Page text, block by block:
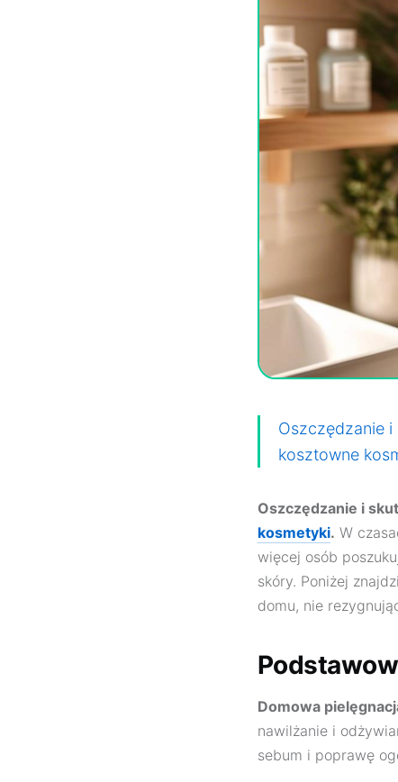
Oszczędzanie
kosztowne
Oszczędzanie i
kosmetyki. W
więcej osób
skóry. Poniżej
domu, nie
Domowa
nawilżanie i
sebum i poprawę